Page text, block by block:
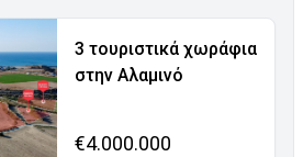
3 τουριστικά χωράφια
στην Αλαμινό
€4.000.000